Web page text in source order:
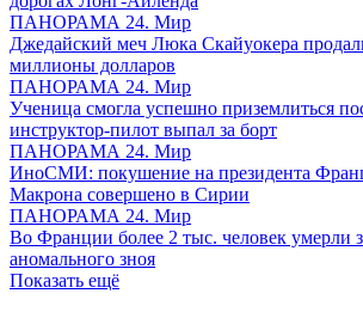
ПАНОРАМА 24. Мир
Джедайский меч Люка Скайуокера
миллионы долларов
ПАНОРАМА 24. Мир
Ученица смогла успешно приземлиться
инструктор-пилот выпал за борт
ПАНОРАМА 24. Мир
ИноСМИ: покушение на президента
Макрона совершено в Сирии
ПАНОРАМА 24. Мир
Во Франции более 2 тыс. человек умерли
аномального зноя
Показать ещё